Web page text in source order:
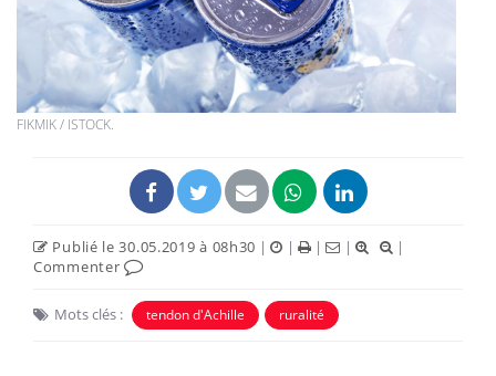
FIKMIK / ISTOCK.
Publié le 30.05.2019 à 08h30 | | | |
|
Commenter
Mots clés : tendon d'Achille ruralité